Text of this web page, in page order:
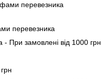
перевезника
перевезника
- При замовлені від 1000 грн